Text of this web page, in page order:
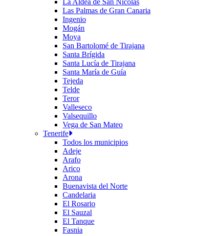
Las Palmas de Gran Canaria
Ingenio
Mogán
Moya
San Bartolomé de Tirajana
Santa Brígida
Santa Lucía de Tirajana
Santa María de Guía
Tejeda
Telde
Teror
Valleseco
Valsequillo
Vega de San Mateo
Tenerife
Todos los municipios
Adeje
Arafo
Arico
Arona
Buenavista del Norte
Candelaria
El Rosario
El Sauzal
El Tanque
Fasnia